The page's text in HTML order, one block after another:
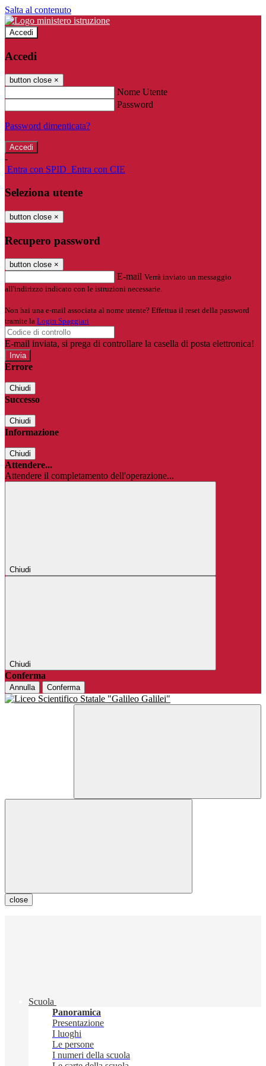
Salta al contenuto
Accedi
Accedi
button close ×
Nome Utente
Password
Password dimenticata?
-
Entra con SPID Entra con CIE
Seleziona utente
button close ×
Recupero password
button close ×
E-mail Verrà inviato un messaggio
all'indirizzo indicato con le istruzioni necessarie.
Non hai una e-mail associata al nome utente? Effettua il reset della password
tramite la Login Spaggiari
E-mail inviata, si prega di controllare la casella di posta elettronica!
Errore
Chiudi
Successo
Chiudi
Informazione
Chiudi
Attendere...
Attendere il completamento dell'operazione...
Chiudi
Chiudi
Conferma
Annulla Conferma
close
Scuola
Panoramica
Presentazione
I luoghi
Le persone
I numeri della scuola